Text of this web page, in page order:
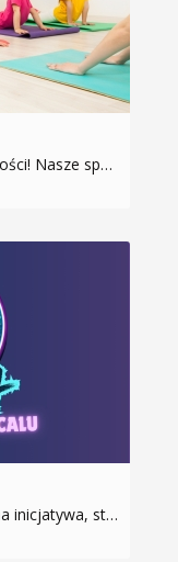
Zapraszamy na zajęcia jogi i uważności! Nasze spotkania to pełne radości i zabawy chwile, które pomagają maluchom odkrywać moc swojego ciała i umysłu. Podczas zajęć dzieci nauczą się
Dzika Akademia Musicalu to unikalna inicjatywa, stworzona z myślą o pasjonatach musicalu. Zajęcia w Dzikiej Akademii Musicalu skierowane są do młodzieży i dorosłych, którzy chcą rozwijać